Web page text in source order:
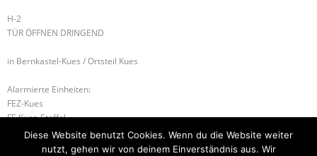
H-2
TÜR ÖFFNEN DRINGEND
in Bernkastel-Kues / Ortsteil Kues
Alarmierte Einheiten:
FEZ-Kues
FF-Kues-Staffel
BeKu WL
Diese Website benutzt Cookies. Wenn du die Website weiter
nutzt, gehen wir von deinem Einverständnis aus. Wir